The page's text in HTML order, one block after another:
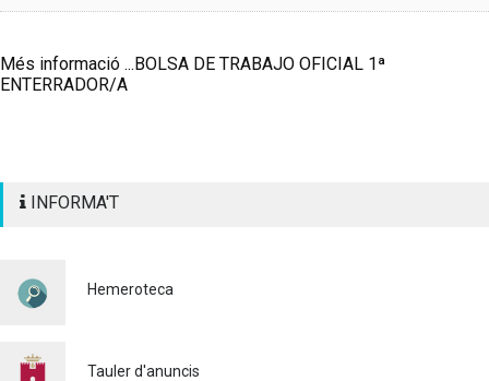
Més informació ...BOLSA DE TRABAJO OFICIAL 1ª
ENTERRADOR/A
INFORMA'T
Hemeroteca
Tauler d'anuncis